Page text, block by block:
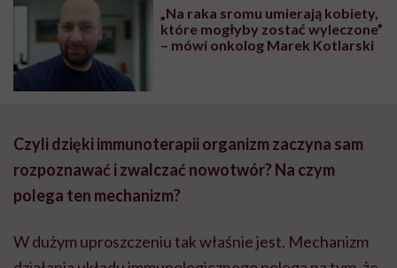
„Na raka sromu umierają kobiety,
które mogłyby zostać wyleczone”
– mówi onkolog Marek Kotlarski
Czyli dzięki immunoterapii organizm zaczyna sam
rozpoznawać i zwalczać nowotwór? Na czym
polega ten mechanizm?
W dużym uproszczeniu tak właśnie jest. Mechanizm